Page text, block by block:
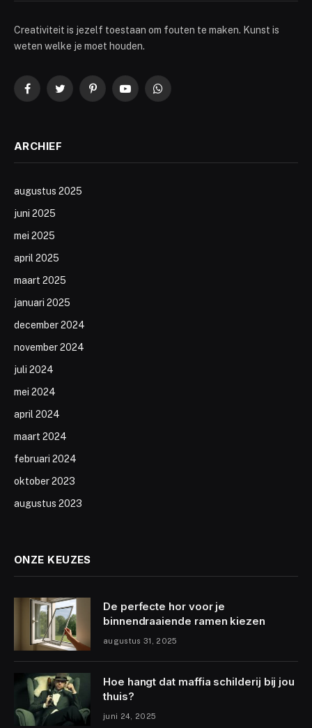
Creativiteit is jezelf toestaan om fouten te maken. Kunst is
weten welke je moet houden.
FacebookTwitterPinterestYouTubeWhatsApp
ARCHIEF
augustus 2025
juni 2025
mei 2025
april 2025
maart 2025
januari 2025
december 2024
november 2024
juli 2024
mei 2024
april 2024
maart 2024
februari 2024
oktober 2023
augustus 2023
ONZE KEUZES
De perfecte hor voor je
binnendraaiende ramen kiezen
augustus 31, 2025
Hoe hangt dat maffia schilderij bij jou
thuis?
juni 24, 2025